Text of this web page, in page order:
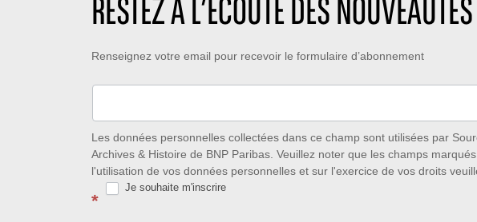
RESTEZ À L’ÉCOUTE DES
Restez
à
des
nouveautés
avec
Renseignez votre email pour recevoir le formulaire d’abonnement
Les données personnelles collectées dans ce champ sont utilisées par
Archives & Histoire de BNP Paribas. Veuillez noter que les champs
l'utilisation de vos données personnelles et sur l'exercice de vos droits
*
Je souhaite m'inscrire